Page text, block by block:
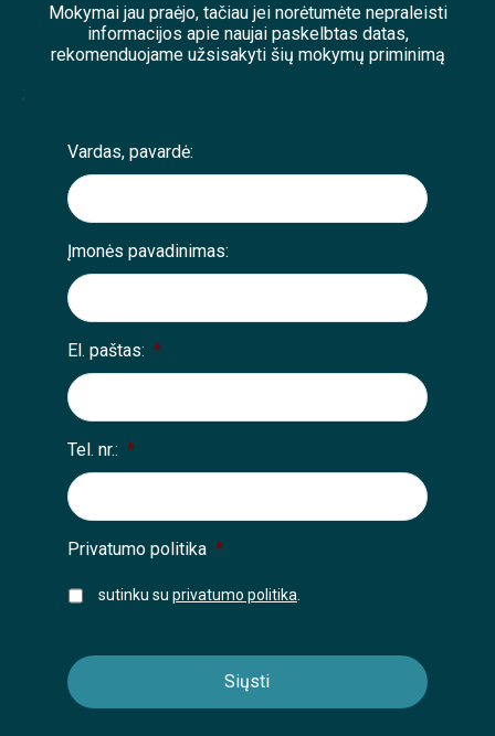
Mokymai jau praėjo, tačiau jei norėtumėte nepraleisti
informacijos apie naujai paskelbtas datas,
rekomenduojame užsisakyti šių mokymų priminimą
;
Vardas, pavardė:
Įmonės pavadinimas:
El. paštas: *
Tel. nr.: *
Privatumo politika *
sutinku su privatumo politika